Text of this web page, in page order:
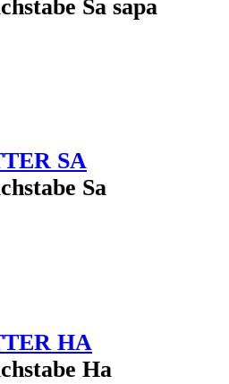
Sa sapa
SA
Sa
HA
Ha